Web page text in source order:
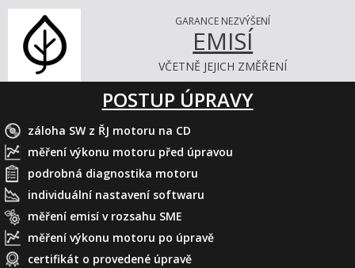
GARANCE NEZVÝŠENÍ
EMISÍ
VČETNĚ JEJICH ZMĚŘENÍ
POSTUP ÚPRAVY
záloha SW z ŘJ motoru na CD
měření výkonu motoru před úpravou
podrobná diagnostika motoru
individuální nastavení softwaru
měření emisí v rozsahu SME
měření výkonu motoru po úpravě
certifikát o provedené úpravě